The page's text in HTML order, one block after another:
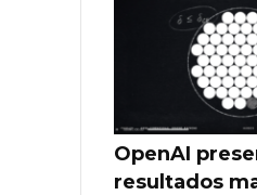
OpenAI
resultados